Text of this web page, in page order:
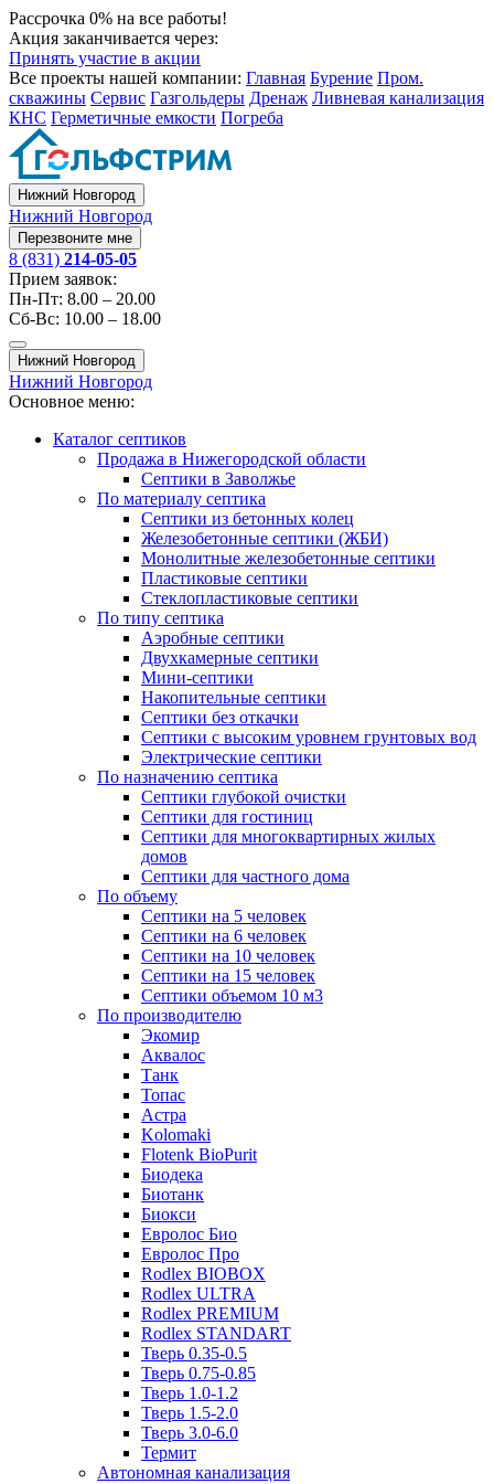
Рассрочка 0% на все работы!
Акция заканчивается через:
Принять участие в акции
Все проекты нашей компании: Главная Бурение Пром.
скважины Сервис Газгольдеры Дренаж Ливневая канализация
КНС Герметичные емкости Погреба
Нижний Новгород
Нижний Новгород
Перезвоните мне
8 (831) 214-05-05
Прием заявок:
Пн-Пт: 8.00 – 20.00
Сб-Вс: 10.00 – 18.00
Нижний Новгород
Нижний Новгород
Основное меню:
Каталог септиков
Продажа в Нижегородской области
Септики в Заволжье
По материалу септика
Септики из бетонных колец
Железобетонные септики (ЖБИ)
Монолитные железобетонные септики
Пластиковые септики
Стеклопластиковые септики
По типу септика
Аэробные септики
Двухкамерные септики
Мини-септики
Накопительные септики
Септики без откачки
Септики с высоким уровнем грунтовых вод
Электрические септики
По назначению септика
Септики глубокой очистки
Септики для гостиниц
Септики для многоквартирных жилых
домов
Септики для частного дома
По объему
Септики на 5 человек
Септики на 6 человек
Септики на 10 человек
Септики на 15 человек
Септики объемом 10 м3
По производителю
Экомир
Аквалос
Танк
Топас
Астра
Kolomaki
Flotenk BioPurit
Биодека
Биотанк
Биокси
Евролос Био
Евролос Про
Rodlex BIOBOX
Rodlex ULTRA
Rodlex PREMIUM
Rodlex STANDART
Тверь 0.35-0.5
Тверь 0.75-0.85
Тверь 1.0-1.2
Тверь 1.5-2.0
Тверь 3.0-6.0
Термит
Автономная канализация